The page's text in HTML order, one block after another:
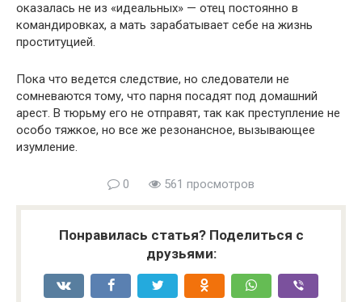
оказалась не из «идеальных» — отец постоянно в
командировках, а мать зарабатывает себе на жизнь
проституцией.
Пока что ведется следствие, но следователи не
сомневаются тому, что парня посадят под домашний
арест. В тюрьму его не отправят, так как преступление не
особо тяжкое, но все же резонансное, вызывающее
изумление.
0 561 просмотров
Понравилась статья? Поделиться с
друзьями: